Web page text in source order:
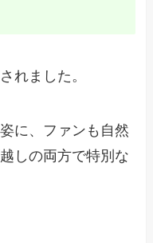
れました。
に、ファンも自然
しの両方で特別な